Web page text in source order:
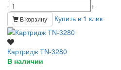
-
+
В корзину Купить в 1 клик
Картридж TN-3280
В наличии